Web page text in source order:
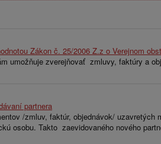
Zákon č. 25/2006 Z.z o Verejnom
umožňuje zverejňovať zmluvy, faktúry a
partnera
/zmluv, faktúr, objednávok/
osobu. Takto zaevidovaného nového